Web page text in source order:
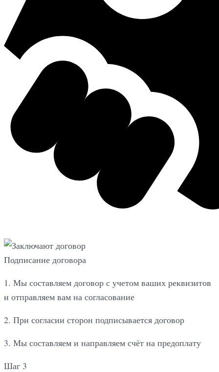
Подписание договора
1. Мы составляем договор с учетом ваших реквизитов
и отправляем вам на согласование
2. При согласии сторон подписывается договор
3. Мы составляем и направляем счёт на предоплату
Шаг 3